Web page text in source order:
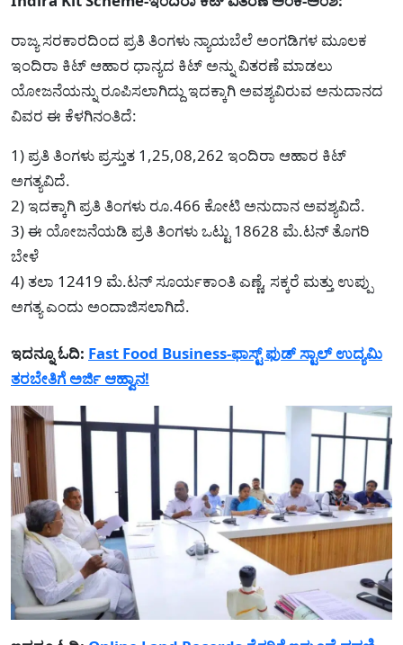
ರಾಜ್ಯ ಸರಕಾರದಿಂದ ಪ್ರತಿ ತಿಂಗಳು ನ್ಯಾಯಬೆಲೆ ಅಂಗಡಿಗಳ ಮೂಲಕ
ಇಂದಿರಾ ಕಿಟ್ ಆಹಾರ ಧಾನ್ಯದ ಕಿಟ್ ಅನ್ನು ವಿತರಣೆ ಮಾಡಲು
ಯೋಜನೆಯನ್ನು ರೂಪಿಸಲಾಗಿದ್ದು ಇದಕ್ಕಾಗಿ ಅವಶ್ಯವಿರುವ ಅನುದಾನದ
ವಿವರ ಈ ಕೆಳಗಿನಂತಿದೆ:
1) ಪ್ರತಿ ತಿಂಗಳು ಪ್ರಸ್ತುತ 1,25,08,262 ಇಂದಿರಾ ಆಹಾರ ಕಿಟ್
ಅಗತ್ಯವಿದೆ.
2) ಇದಕ್ಕಾಗಿ ಪ್ರತಿ ತಿಂಗಳು ರೂ.466 ಕೋಟಿ ಅನುದಾನ ಅವಶ್ಯವಿದೆ.
3) ಈ ಯೋಜನೆಯಡಿ ಪ್ರತಿ ತಿಂಗಳು ಒಟ್ಟು 18628 ಮೆ.ಟನ್ ತೊಗರಿ
ಬೇಳೆ
4) ತಲಾ 12419 ಮೆ.ಟನ್ ಸೂರ್ಯಕಾಂತಿ ಎಣ್ಣೆ, ಸಕ್ಕರೆ ಮತ್ತು ಉಪ್ಪು
ಅಗತ್ಯ ಎಂದು ಅಂದಾಜಿಸಲಾಗಿದೆ.
ಇದನ್ನೂ ಓದಿ: Fast Food Business-ಫಾಸ್ಟ್ ಫುಡ್ ಸ್ಟಾಲ್ ಉದ್ಯಮಿ
ತರಬೇತಿಗೆ ಅರ್ಜಿ ಆಹ್ವಾನ!